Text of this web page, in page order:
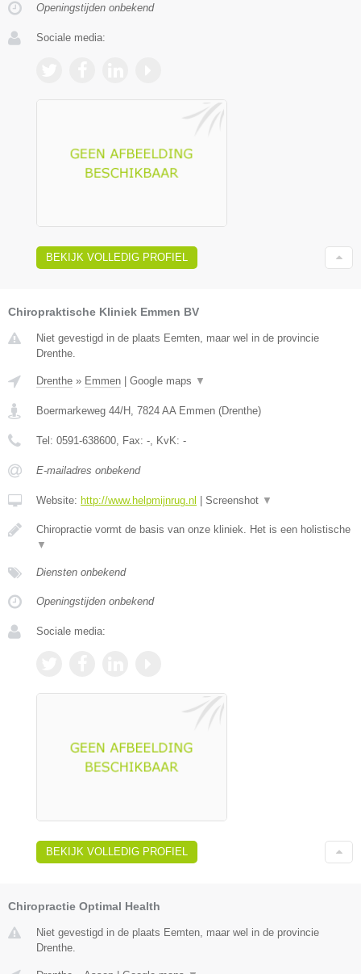
Openingstijden onbekend
Sociale media:
BEKIJK VOLLEDIG PROFIEL
Chiropraktische Kliniek Emmen BV
Niet gevestigd in de plaats Eemten, maar wel in de provincie
Drenthe.
Drenthe » Emmen Google maps ▼
Boermarkeweg 44/H , 7824 AA Emmen (Drenthe)
Tel: 0591-638600, Fax: -, KvK: -
E-mailadres onbekend
Website: http://www.helpmijnrug.nl Screenshot ▼
Chiropractie vormt de basis van onze kliniek. Het is een holistische
▼
Diensten onbekend
Openingstijden onbekend
Sociale media:
BEKIJK VOLLEDIG PROFIEL
Chiropractie Optimal Health
Niet gevestigd in de plaats Eemten, maar wel in de provincie
Drenthe.